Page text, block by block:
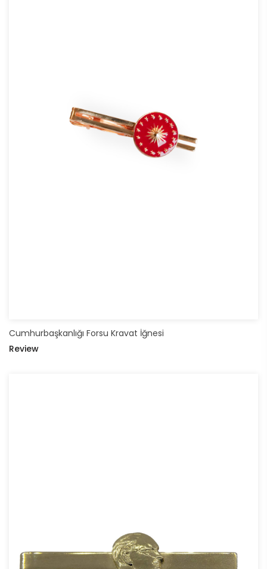
Cumhurbaşkanlığı Forsu Kravat İğnesi
Review